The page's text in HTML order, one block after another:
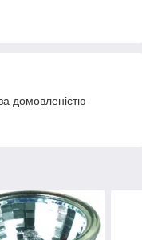
домовленістю